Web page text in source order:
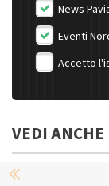
News
Eventi
Accetto
VEDI ANCHE